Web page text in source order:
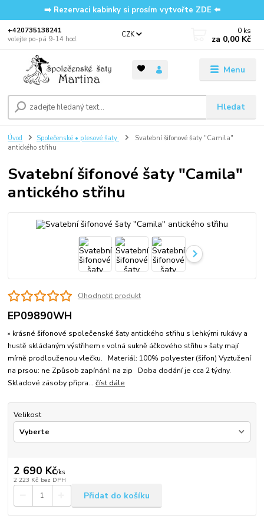
➡️ Rezervaci kabinky si prosím vytvořte ZDE ⬅️
Menu
CZK
Hledat
‭+420735138241
volejte po-pá 9-14 hod.
0 ks
za 0,00 Kč
Úvod Společenské • plesové šaty
Svatební šifonové šaty "Camila"
antického střihu
Svatební šifonové šaty "Camila"
antického střihu
Ohodnotit produkt
EP09890WH
» krásné šifonové společenské šaty antického střihu s lehkými rukávy a
hustě skládaným výstřihem » volná sukně áčkového střihu » šaty mají
mírně prodlouženou vlečku. Materiál: 100% polyester (šifon) Vyztužení
na prsou: ne Způsob zapínání: na zip Doba dodání je cca 2 týdny.
Skladové zásoby připra...číst dále
Velikost
2 690 Kč/ks
2 223 Kč bez DPH
Přidat do košíku